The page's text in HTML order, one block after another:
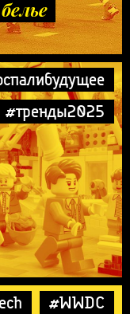
#тренды2025
#WWDC